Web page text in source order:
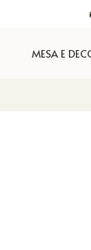
MESA E